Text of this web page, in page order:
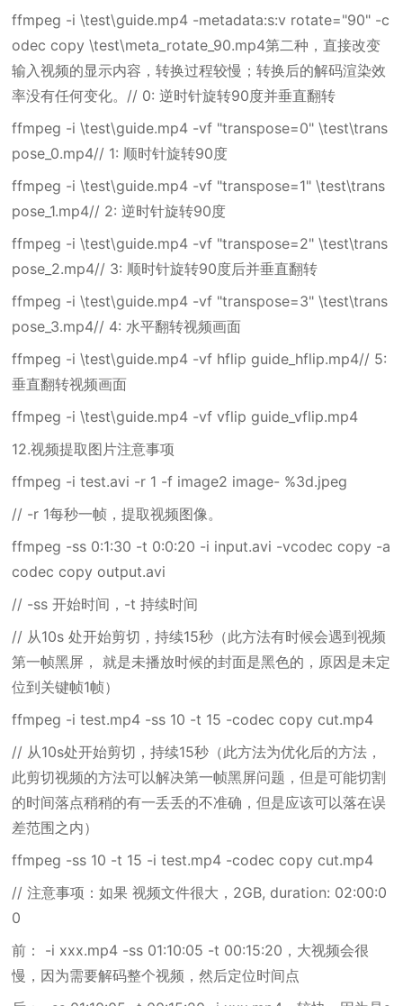
ffmpeg -i \test\guide.mp4 -metadata:s:v rotate="90" -c
odec copy \test\meta_rotate_90.mp4第二种，直接改变
输入视频的显示内容，转换过程较慢；转换后的解码渲染效
率没有任何变化。// 0: 逆时针旋转90度并垂直翻转
ffmpeg -i \test\guide.mp4 -vf "transpose=0" \test\trans
pose_0.mp4// 1: 顺时针旋转90度
ffmpeg -i \test\guide.mp4 -vf "transpose=1" \test\trans
pose_1.mp4// 2: 逆时针旋转90度
ffmpeg -i \test\guide.mp4 -vf "transpose=2" \test\trans
pose_2.mp4// 3: 顺时针旋转90度后并垂直翻转
ffmpeg -i \test\guide.mp4 -vf "transpose=3" \test\trans
pose_3.mp4// 4: 水平翻转视频画面
ffmpeg -i \test\guide.mp4 -vf hflip guide_hflip.mp4// 5:
垂直翻转视频画面
ffmpeg -i \test\guide.mp4 -vf vflip guide_vflip.mp4
12.视频提取图片注意事项
ffmpeg -i test.avi -r 1 -f image2 image- %3d.jpeg
// -r 1每秒一帧，提取视频图像。
ffmpeg -ss 0:1:30 -t 0:0:20 -i input.avi -vcodec copy -a
codec copy output.avi
// -ss 开始时间，-t 持续时间
// 从10s 处开始剪切，持续15秒（此方法有时候会遇到视频
第一帧黑屏， 就是未播放时候的封面是黑色的，原因是未定
位到关键帧1帧）
ffmpeg -i test.mp4 -ss 10 -t 15 -codec copy cut.mp4
// 从10s处开始剪切，持续15秒（此方法为优化后的方法，
此剪切视频的方法可以解决第一帧黑屏问题，但是可能切割
的时间落点稍稍的有一丢丢的不准确，但是应该可以落在误
差范围之内）
ffmpeg -ss 10 -t 15 -i test.mp4 -codec copy cut.mp4
// 注意事项：如果 视频文件很大，2GB, duration: 02:00:0
0
前： -i xxx.mp4 -ss 01:10:05 -t 00:15:20，大视频会很
慢，因为需要解码整个视频，然后定位时间点